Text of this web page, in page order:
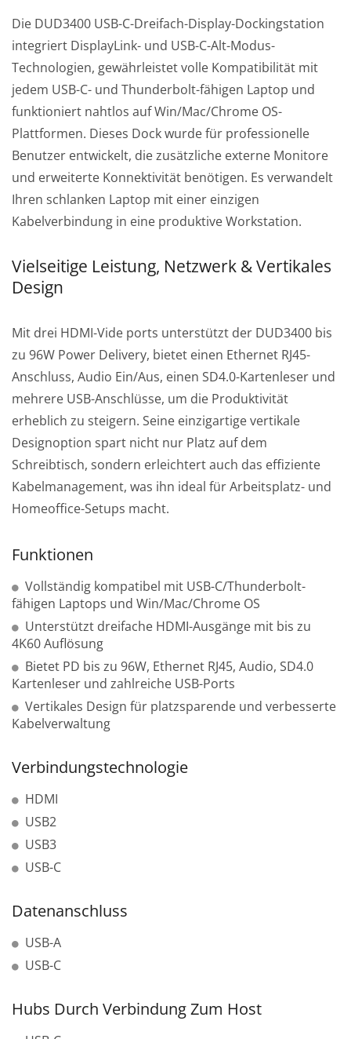
Die DUD3400 USB-C-Dreifach-Display-Dockingstation
integriert DisplayLink- und USB-C-Alt-Modus-
Technologien, gewährleistet volle Kompatibilität mit
jedem USB-C- und Thunderbolt-fähigen Laptop und
funktioniert nahtlos auf Win/Mac/Chrome OS-
Plattformen. Dieses Dock wurde für professionelle
Benutzer entwickelt, die zusätzliche externe Monitore
und erweiterte Konnektivität benötigen. Es verwandelt
Ihren schlanken Laptop mit einer einzigen
Kabelverbindung in eine produktive Workstation.
Vielseitige Leistung, Netzwerk & Vertikales
Design
Mit drei HDMI-Vide ports unterstützt der DUD3400 bis
zu 96W Power Delivery, bietet einen Ethernet RJ45-
Anschluss, Audio Ein/Aus, einen SD4.0-Kartenleser und
mehrere USB-Anschlüsse, um die Produktivität
erheblich zu steigern. Seine einzigartige vertikale
Designoption spart nicht nur Platz auf dem
Schreibtisch, sondern erleichtert auch das effiziente
Kabelmanagement, was ihn ideal für Arbeitsplatz- und
Homeoffice-Setups macht.
Funktionen
Vollständig kompatibel mit USB-C/Thunderbolt-
fähigen Laptops und Win/Mac/Chrome OS
Unterstützt dreifache HDMI-Ausgänge mit bis zu
4K60 Auflösung
Bietet PD bis zu 96W, Ethernet RJ45, Audio, SD4.0
Kartenleser und zahlreiche USB-Ports
Vertikales Design für platzsparende und verbesserte
Kabelverwaltung
Verbindungstechnologie
HDMI
USB2
USB3
USB-C
Datenanschluss
USB-A
USB-C
Hubs Durch Verbindung Zum Host